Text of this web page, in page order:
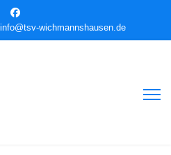
info@tsv-wichmannshausen.de